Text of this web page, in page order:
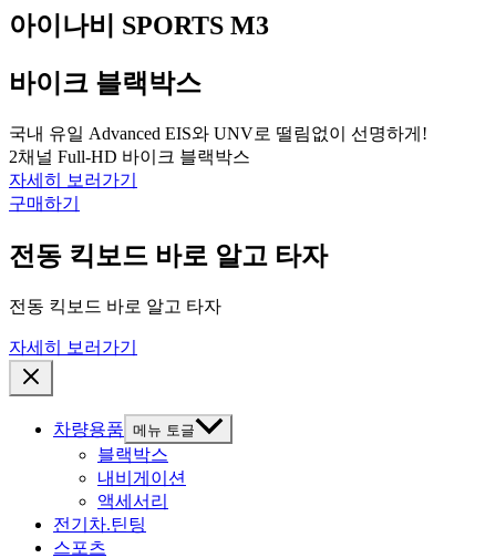
아이나비 SPORTS M3
바이크 블랙박스
국내 유일 Advanced EIS와 UNV로 떨림없이 선명하게!
2채널 Full-HD 바이크 블랙박스
자세히 보러가기
구매하기
전동 킥보드 바로 알고 타자
전동 킥보드 바로 알고 타자
자세히 보러가기
차량용품 메뉴 토글
블랙박스
내비게이션
액세서리
전기차.틴팅
스포츠